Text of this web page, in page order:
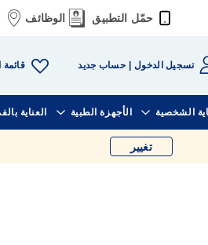
حمّل التطبيق الوظائف
تسجيل الدخول حساب جديد قائمة
الشخصية الأجهزة الطبية العناية
تغيير